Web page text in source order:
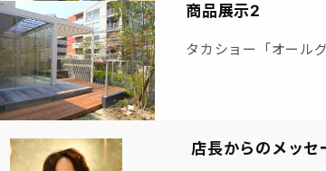
商品展示2
タカショー「オール
店長からのメッセ